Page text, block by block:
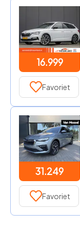
16.999
Favoriet
31.249
Favoriet